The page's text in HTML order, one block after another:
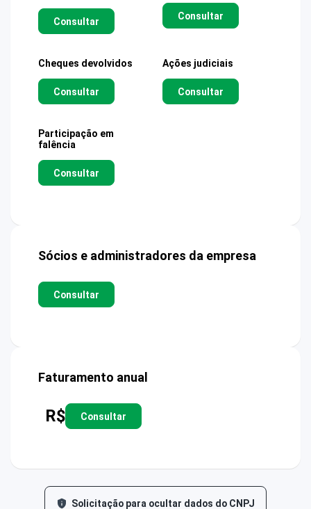
Consultar Consultar
Cheques devolvidos
Consultar
Ações judiciais
Consultar
Participação em
falência
Consultar
Sócios e administradores da empresa
Consultar
Faturamento anual
R$ Consultar
Solicitação para ocultar dados do CNPJ